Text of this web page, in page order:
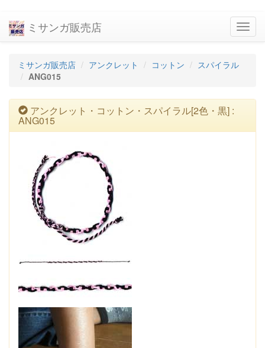
ミサンガ販売店
ミサンガ販売店 アンクレット コットン
スパイラル
ANG015
アンクレット・コットン・スパイラル[2色・黒] :
ANG015